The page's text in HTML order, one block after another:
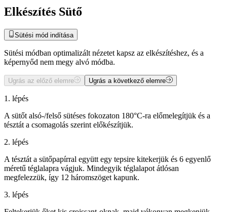
Elkészítés Sütő
Sütési mód indítása
Sütési módban optimalizált nézetet kapsz az elkészítéshez, és a
képernyőd nem megy alvó módba.
Ugrás az előző elemre Ugrás a következő elemre
1. lépés
A sütőt alsó-/felső sütéses fokozaton 180°C-ra előmelegítjük és a
tésztát a csomagolás szerint előkészítjük.
2. lépés
A tésztát a sütőpapírral együtt egy tepsire kitekerjük és 6 egyenlő
méretű téglalapra vágjuk. Mindegyik téglalapot átlósan
megfelezzük, így 12 háromszöget kapunk.
3. lépés